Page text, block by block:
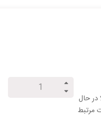
در حال
مرتبط